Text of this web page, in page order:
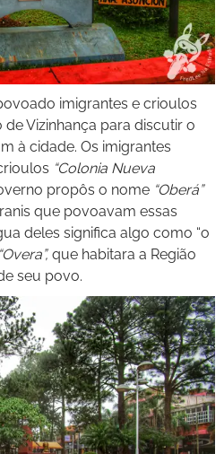
imigrantes e crioulos
Vizinhança para discutir o
à cidade. Os imigrantes
“Colonia Nueva
propôs o nome “Oberá”
que povoavam essas
deles significa algo como “o
“Overa”, que habitara a Região
seu povo.